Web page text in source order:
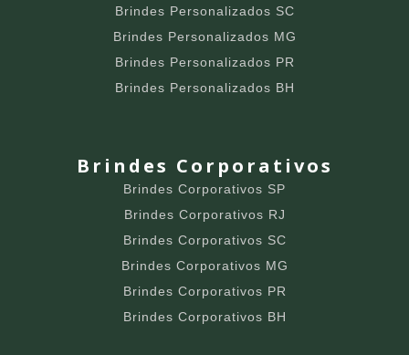
Brindes Personalizados SC
Brindes Personalizados MG
Brindes Personalizados PR
Brindes Personalizados BH
Brindes Corporativos
Brindes Corporativos SP
Brindes Corporativos RJ
Brindes Corporativos SC
Brindes Corporativos MG
Brindes Corporativos PR
Brindes Corporativos BH